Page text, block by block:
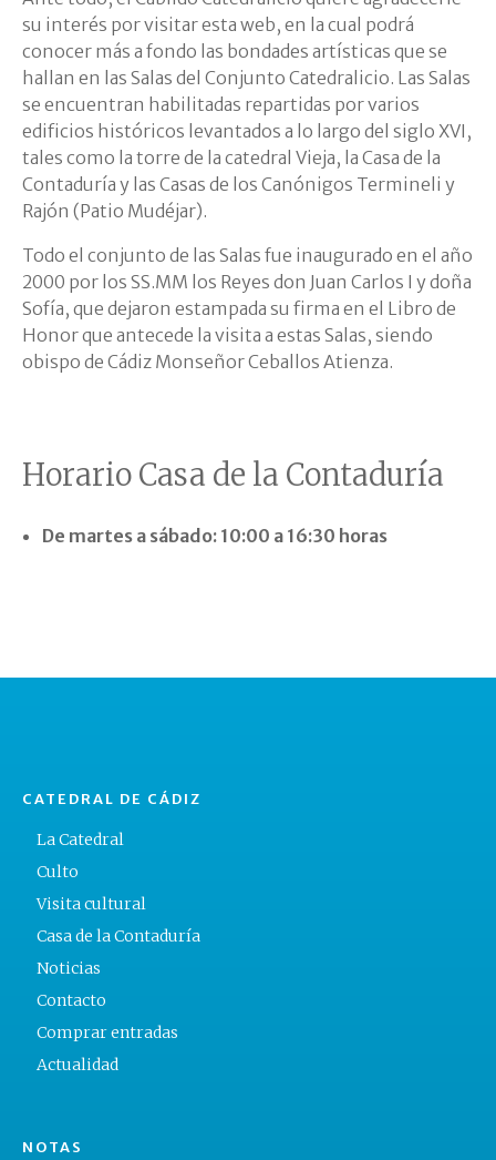
su interés por visitar esta web, en la cual podrá
conocer más a fondo las bondades artísticas que se
hallan en las Salas del Conjunto Catedralicio. Las Salas
se encuentran habilitadas repartidas por varios
edificios históricos levantados a lo largo del siglo XVI,
tales como la torre de la catedral Vieja, la Casa de la
Contaduría y las Casas de los Canónigos Termineli y
Rajón (Patio Mudéjar).
Todo el conjunto de las Salas fue inaugurado en el año
2000 por los SS.MM los Reyes don Juan Carlos I y doña
Sofía, que dejaron estampada su firma en el Libro de
Honor que antecede la visita a estas Salas, siendo
obispo de Cádiz Monseñor Ceballos Atienza.
Horario Casa de la Contaduría
De martes a sábado: 10:00 a 16:30 horas
CATEDRAL DE CÁDIZ
La Catedral
Culto
Visita cultural
Casa de la Contaduría
Noticias
Contacto
Comprar entradas
Actualidad
NOTAS